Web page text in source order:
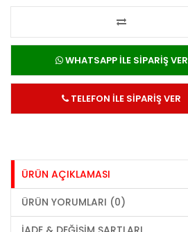
WHATSAPP İLE SİPARİŞ VER
TELEFON İLE SİPARİŞ VER
ÜRÜN AÇIKLAMASI
ÜRÜN YORUMLARI (0)